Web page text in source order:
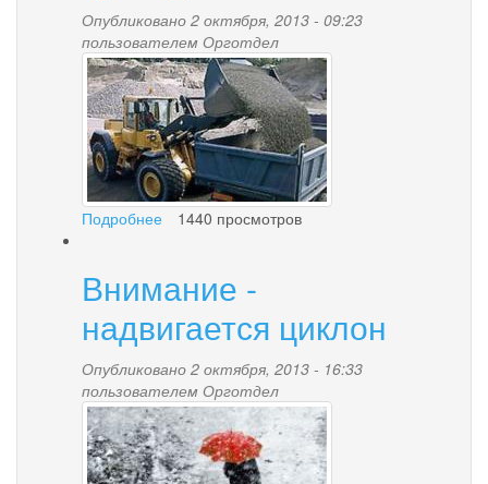
Опубликовано 2 октября, 2013 - 09:23
пользователем Орготдел
remont_dorog.jpg
Подробнее 1440 просмотров
Внимание -
надвигается циклон
Опубликовано 2 октября, 2013 - 16:33
пользователем Орготдел
mokrii-
sneg.jpg